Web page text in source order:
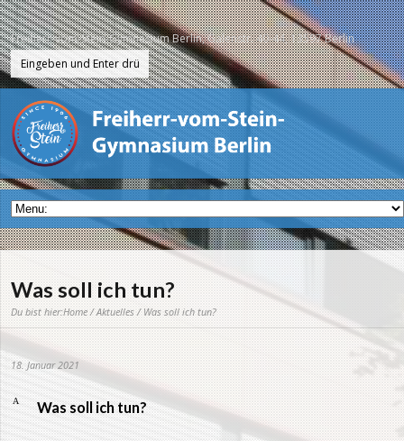
Freiherr-vom-Stein-Gymnasium Berlin, Galenstr. 40-44, 13597 Berlin
Was soll ich tun?
Du bist hier:Home/Aktuelles/ Was soll ich tun?
18. Januar 2021
A Was soll ich tun?